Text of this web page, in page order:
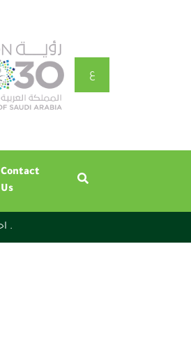
ع
Contact
Us
(العربية) احتفال مستشفى طبرجل العام في يوم التأسيس السعودي لعام 2025 .